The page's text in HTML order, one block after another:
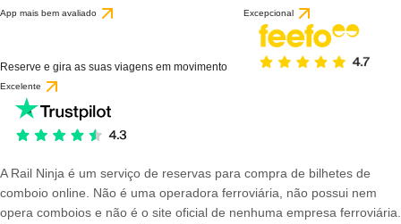
App mais bem avaliado
Reserve e gira as suas viagens em movimento
Excepcional
Excelente
A Rail Ninja é um serviço de reservas para compra de bilhetes de
comboio online. Não é uma operadora ferroviária, não possui nem
opera comboios e não é o site oficial de nenhuma empresa ferroviária.